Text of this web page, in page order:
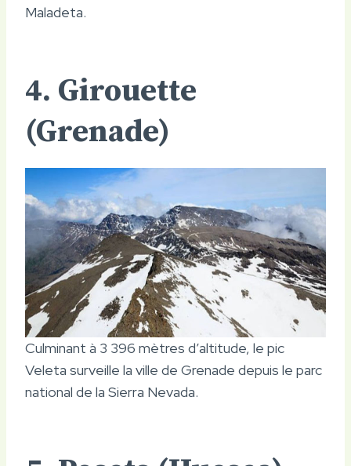
Maladeta.
4. Girouette
(Grenade)
Culminant à 3 396 mètres d’altitude, le pic
Veleta surveille la ville de Grenade depuis le parc
national de la Sierra Nevada.